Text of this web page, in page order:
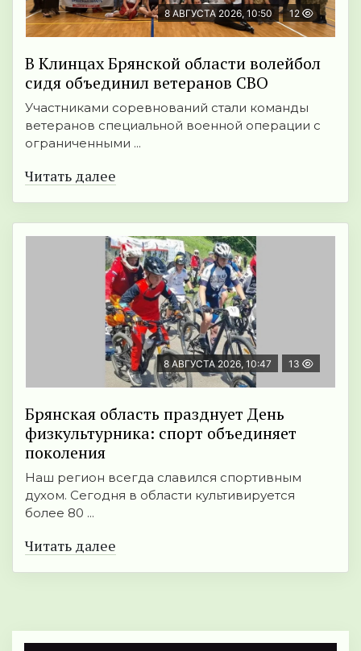
8 АВГУСТА 2026, 10:50 12
В Клинцах Брянской области волейбол
сидя объединил ветеранов СВО
Участниками соревнований стали команды
ветеранов специальной военной операции с
ограниченными ...
Читать далее
8 АВГУСТА 2026, 10:47 13
Брянская область празднует День
физкультурника: спорт объединяет
поколения
Наш регион всегда славился спортивным
духом. Сегодня в области культивируется
более 80 ...
Читать далее